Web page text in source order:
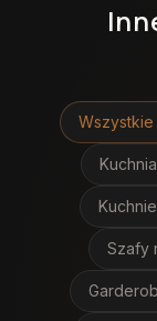
Wszystkie
Szafy